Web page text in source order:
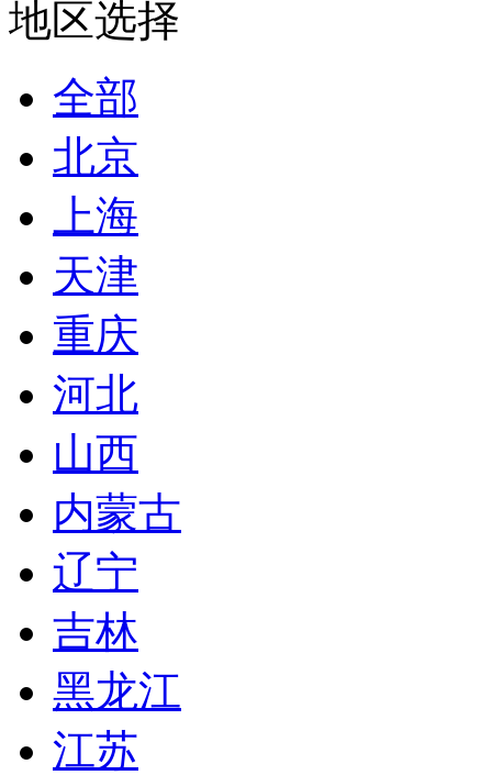
地区选择
全部
北京
上海
天津
重庆
河北
山西
内蒙古
辽宁
吉林
黑龙江
江苏